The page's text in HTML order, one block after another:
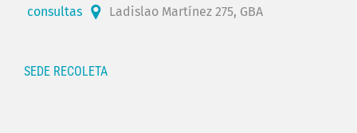
consultas
Ladislao Martínez 275, GBA
SEDE RECOLETA